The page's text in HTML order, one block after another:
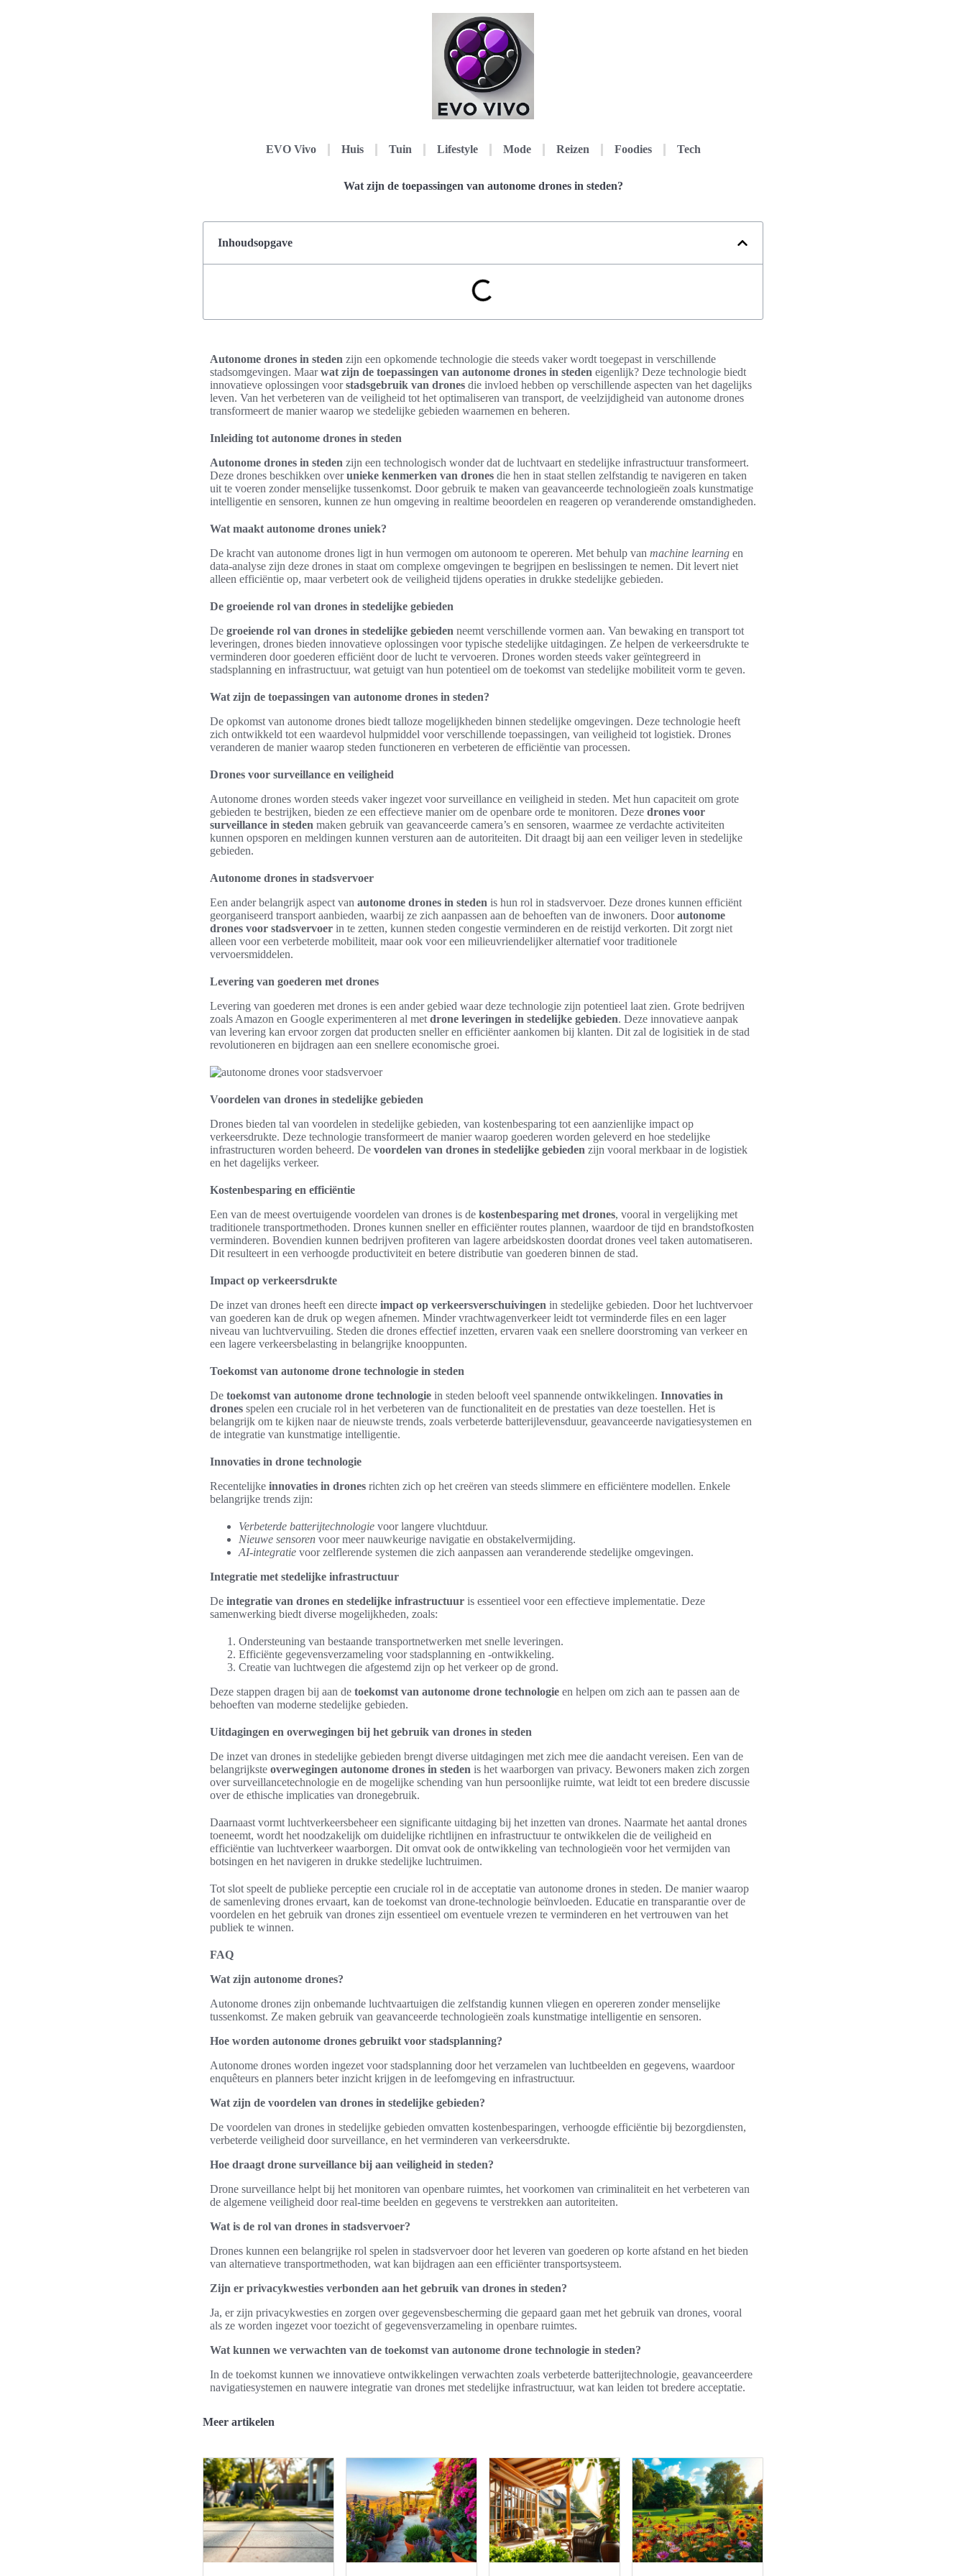
EVO Vivo Huis Tuin Lifestyle Mode Reizen Foodies Tech
Wat zijn de toepassingen van autonome drones in steden?
Inhoudsopgave
Autonome drones in steden zijn een opkomende technologie die steeds vaker wordt toegepast in verschillende
stadsomgevingen. Maarwat zijn de toepassingen van autonome drones in steden eigenlijk? Deze technologie biedt
innovatieve oplossingen voorstadsgebruik van drones die invloed hebben op verschillende aspecten van het dagelijks
leven. Van het verbeteren van de veiligheid tot het optimaliseren van transport, de veelzijdigheid van autonome drones
transformeert de manier waarop we stedelijke gebieden waarnemen en beheren.
Inleiding tot autonome drones in steden
Autonome drones in steden zijn een technologisch wonder dat de luchtvaart en stedelijke infrastructuur transformeert.
Deze drones beschikken overunieke kenmerken van drones die hen in staat stellen zelfstandig te navigeren en taken
uit te voeren zonder menselijke tussenkomst. Door gebruik te maken van geavanceerde technologieën zoals kunstmatige
intelligentie en sensoren, kunnen ze hun omgeving in realtime beoordelen en reageren op veranderende omstandigheden.
Wat maakt autonome drones uniek?
De kracht van autonome drones ligt in hun vermogen om autonoom te opereren. Met behulp van machine learning en
data-analyse zijn deze drones in staat om complexe omgevingen te begrijpen en beslissingen te nemen. Dit levert niet
alleen efficiëntie op, maar verbetert ook de veiligheid tijdens operaties in drukke stedelijke gebieden.
De groeiende rol van drones in stedelijke gebieden
De groeiende rol van drones in stedelijke gebieden neemt verschillende vormen aan. Van bewaking en transport tot
leveringen, drones bieden innovatieve oplossingen voor typische stedelijke uitdagingen. Ze helpen de verkeersdrukte te
verminderen door goederen efficiënt door de lucht te vervoeren. Drones worden steeds vaker geïntegreerd in
stadsplanning en infrastructuur, wat getuigt van hun potentieel om de toekomst van stedelijke mobiliteit vorm te geven.
Wat zijn de toepassingen van autonome drones in steden?
De opkomst van autonome drones biedt talloze mogelijkheden binnen stedelijke omgevingen. Deze technologie heeft
zich ontwikkeld tot een waardevol hulpmiddel voor verschillende toepassingen, van veiligheid tot logistiek. Drones
veranderen de manier waarop steden functioneren en verbeteren de efficiëntie van processen.
Drones voor surveillance en veiligheid
Autonome drones worden steeds vaker ingezet voor surveillance en veiligheid in steden. Met hun capaciteit om grote
gebieden te bestrijken, bieden ze een effectieve manier om de openbare orde te monitoren. Deze drones voor
surveillance in steden maken gebruik van geavanceerde camera’s en sensoren, waarmee ze verdachte activiteiten
kunnen opsporen en meldingen kunnen versturen aan de autoriteiten. Dit draagt bij aan een veiliger leven in stedelijke
gebieden.
Autonome drones in stadsvervoer
Een ander belangrijk aspect van autonome drones in steden is hun rol in stadsvervoer. Deze drones kunnen efficiënt
georganiseerd transport aanbieden, waarbij ze zich aanpassen aan de behoeften van de inwoners. Doorautonome
drones voor stadsvervoer in te zetten, kunnen steden congestie verminderen en de reistijd verkorten. Dit zorgt niet
alleen voor een verbeterde mobiliteit, maar ook voor een milieuvriendelijker alternatief voor traditionele
vervoersmiddelen.
Levering van goederen met drones
Levering van goederen met drones is een ander gebied waar deze technologie zijn potentieel laat zien. Grote bedrijven
zoals Amazon en Google experimenteren al metdrone leveringen in stedelijke gebieden. Deze innovatieve aanpak
van levering kan ervoor zorgen dat producten sneller en efficiënter aankomen bij klanten. Dit zal de logisitiek in de stad
revolutioneren en bijdragen aan een snellere economische groei.
Voordelen van drones in stedelijke gebieden
Drones bieden tal van voordelen in stedelijke gebieden, van kostenbesparing tot een aanzienlijke impact op
verkeersdrukte. Deze technologie transformeert de manier waarop goederen worden geleverd en hoe stedelijke
infrastructuren worden beheerd. De voordelen van drones in stedelijke gebieden zijn vooral merkbaar in de logistiek
en het dagelijks verkeer.
Kostenbesparing en efficiëntie
Een van de meest overtuigende voordelen van drones is de kostenbesparing met drones, vooral in vergelijking met
traditionele transportmethoden. Drones kunnen sneller en efficiënter routes plannen, waardoor de tijd en brandstofkosten
verminderen. Bovendien kunnen bedrijven profiteren van lagere arbeidskosten doordat drones veel taken automatiseren.
Dit resulteert in een verhoogde productiviteit en betere distributie van goederen binnen de stad.
Impact op verkeersdrukte
De inzet van drones heeft een directe impact op verkeersverschuivingen in stedelijke gebieden. Door het luchtvervoer
van goederen kan de druk op wegen afnemen. Minder vrachtwagenverkeer leidt tot verminderde files en een lager
niveau van luchtvervuiling. Steden die drones effectief inzetten, ervaren vaak een snellere doorstroming van verkeer en
een lagere verkeersbelasting in belangrijke knooppunten.
Toekomst van autonome drone technologie in steden
De toekomst van autonome drone technologie in steden belooft veel spannende ontwikkelingen. Innovaties in
drones spelen een cruciale rol in het verbeteren van de functionaliteit en de prestaties van deze toestellen. Het is
belangrijk om te kijken naar de nieuwste trends, zoals verbeterde batterijlevensduur, geavanceerde navigatiesystemen en
de integratie van kunstmatige intelligentie.
Innovaties in drone technologie
Recentelijke innovaties in drones richten zich op het creëren van steeds slimmere en efficiëntere modellen. Enkele
belangrijke trends zijn:
Verbeterde batterijtechnologie voor langere vluchtduur.
Nieuwe sensoren voor meer nauwkeurige navigatie en obstakelvermijding.
AI-integratie voor zelflerende systemen die zich aanpassen aan veranderende stedelijke omgevingen.
Integratie met stedelijke infrastructuur
De integratie van drones en stedelijke infrastructuur is essentieel voor een effectieve implementatie. Deze
samenwerking biedt diverse mogelijkheden, zoals:
Ondersteuning van bestaande transportnetwerken met snelle leveringen.
Efficiënte gegevensverzameling voor stadsplanning en -ontwikkeling.
Creatie van luchtwegen die afgestemd zijn op het verkeer op de grond.
Deze stappen dragen bij aan de toekomst van autonome drone technologie en helpen om zich aan te passen aan de
behoeften van moderne stedelijke gebieden.
Uitdagingen en overwegingen bij het gebruik van drones in steden
De inzet van drones in stedelijke gebieden brengt diverse uitdagingen met zich mee die aandacht vereisen. Een van de
belangrijkste overwegingen autonome drones in steden is het waarborgen van privacy. Bewoners maken zich zorgen
over surveillancetechnologie en de mogelijke schending van hun persoonlijke ruimte, wat leidt tot een bredere discussie
over de ethische implicaties van dronegebruik.
Daarnaast vormt luchtverkeersbeheer een significante uitdaging bij het inzetten van drones. Naarmate het aantal drones
toeneemt, wordt het noodzakelijk om duidelijke richtlijnen en infrastructuur te ontwikkelen die de veiligheid en
efficiëntie van luchtverkeer waarborgen. Dit omvat ook de ontwikkeling van technologieën voor het vermijden van
botsingen en het navigeren in drukke stedelijke luchtruimen.
Tot slot speelt de publieke perceptie een cruciale rol in de acceptatie van autonome drones in steden. De manier waarop
de samenleving drones ervaart, kan de toekomst van drone-technologie beïnvloeden. Educatie en transparantie over de
voordelen en het gebruik van drones zijn essentieel om eventuele vrezen te verminderen en het vertrouwen van het
publiek te winnen.
FAQ
Wat zijn autonome drones?
Autonome drones zijn onbemande luchtvaartuigen die zelfstandig kunnen vliegen en opereren zonder menselijke
tussenkomst. Ze maken gebruik van geavanceerde technologieën zoals kunstmatige intelligentie en sensoren.
Hoe worden autonome drones gebruikt voor stadsplanning?
Autonome drones worden ingezet voor stadsplanning door het verzamelen van luchtbeelden en gegevens, waardoor
enquêteurs en planners beter inzicht krijgen in de leefomgeving en infrastructuur.
Wat zijn de voordelen van drones in stedelijke gebieden?
De voordelen van drones in stedelijke gebieden omvatten kostenbesparingen, verhoogde efficiëntie bij bezorgdiensten,
verbeterde veiligheid door surveillance, en het verminderen van verkeersdrukte.
Hoe draagt drone surveillance bij aan veiligheid in steden?
Drone surveillance helpt bij het monitoren van openbare ruimtes, het voorkomen van criminaliteit en het verbeteren van
de algemene veiligheid door real-time beelden en gegevens te verstrekken aan autoriteiten.
Wat is de rol van drones in stadsvervoer?
Drones kunnen een belangrijke rol spelen in stadsvervoer door het leveren van goederen op korte afstand en het bieden
van alternatieve transportmethoden, wat kan bijdragen aan een efficiënter transportsysteem.
Zijn er privacykwesties verbonden aan het gebruik van drones in steden?
Ja, er zijn privacykwesties en zorgen over gegevensbescherming die gepaard gaan met het gebruik van drones, vooral
als ze worden ingezet voor toezicht of gegevensverzameling in openbare ruimtes.
Wat kunnen we verwachten van de toekomst van autonome drone technologie in steden?
In de toekomst kunnen we innovatieve ontwikkelingen verwachten zoals verbeterde batterijtechnologie, geavanceerdere
navigatiesystemen en nauwere integratie van drones met stedelijke infrastructuur, wat kan leiden tot bredere acceptatie.
Meer artikelen